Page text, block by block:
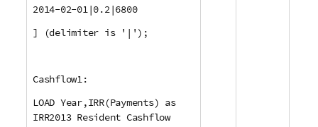
2014-02-01|0.2|6800
] (delimiter is '|');
Cashflow1:
LOAD Year,IRR(Payments) as
IRR2013 Resident Cashflow